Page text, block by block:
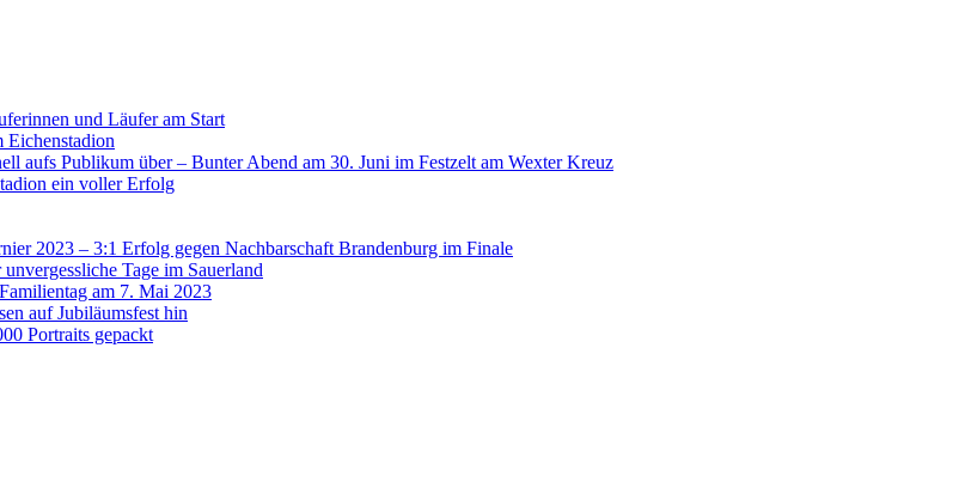
und Läufer am Start
Eichenstadion
aufs Publikum über – Bunter Abend am 30. Juni im Festzelt am Wexter Kreuz
ein voller Erfolg
2023 – 3:1 Erfolg gegen Nachbarschaft Brandenburg im Finale
Tage im Sauerland
am 7. Mai 2023
auf Jubiläumsfest hin
Portraits gepackt